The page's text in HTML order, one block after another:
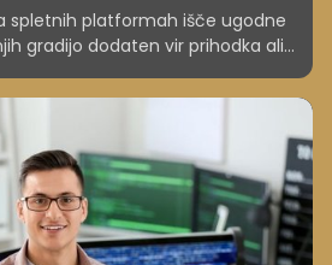
spletnih platformah išče ugodne
gradijo dodaten vir prihodka ali